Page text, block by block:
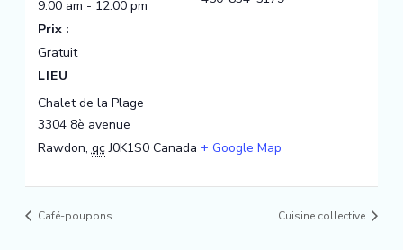
9:00 am - 12:00 pm
Prix :
Gratuit
LIEU
Chalet de la Plage
3304 8è avenue
Rawdon, qc J0K1S0 Canada + Google Map
Café-poupons Cuisine collective